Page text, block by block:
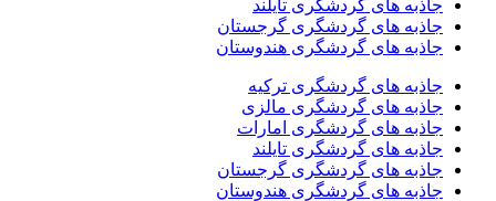
جاذبه های گردشگری تایلند
جاذبه های گردشگری گرجستان
جاذبه های گردشگری هندوستان
جاذبه های گردشگری ترکیه
جاذبه های گردشگری مالزی
جاذبه های گردشگری امارات
جاذبه های گردشگری تایلند
جاذبه های گردشگری گرجستان
جاذبه های گردشگری هندوستان